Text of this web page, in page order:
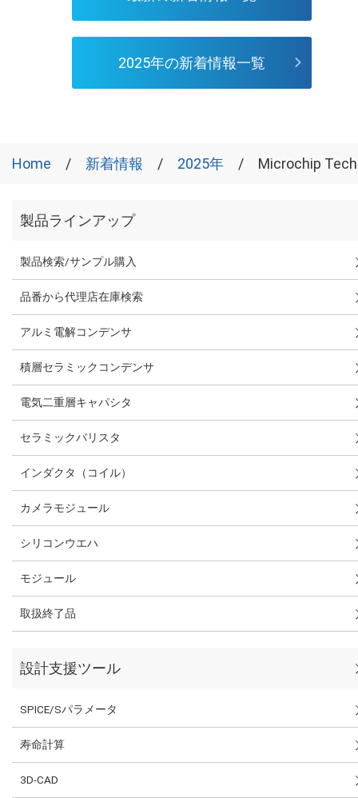
2025年の新着情報一覧
Home 新着情報 2025年 Microchip
製品ラインアップ
製品検索/サンプル購入
品番から代理店在庫検索
アルミ電解コンデンサ
積層セラミックコンデンサ
電気二重層キャパシタ
セラミックバリスタ
インダクタ（コイル）
カメラモジュール
シリコンウエハ
モジュール
取扱終了品
設計支援ツール
SPICE/Sパラメータ
寿命計算
3D-CAD